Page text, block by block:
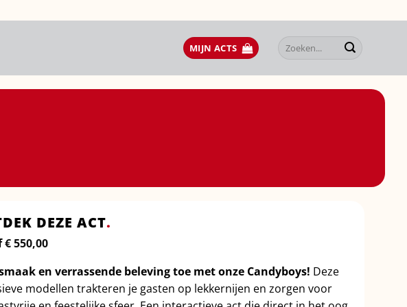
MIJN ACTS
Zoeken
naar:
DEZE ACT.
€550,00
en verrassende beleving toe met onze Candyboys! Deze
modellen trakteren je gasten op lekkernijen en zorgen voor